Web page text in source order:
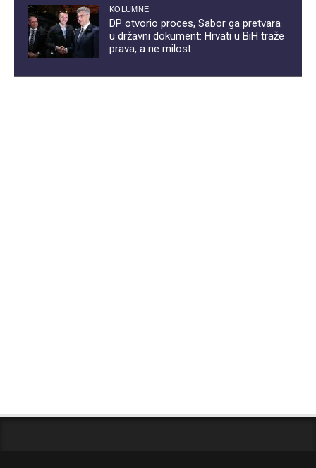
KOLUMNE
DP otvorio proces, Sabor ga pretvara
u državni dokument: Hrvati u BiH traže
prava, a ne milost